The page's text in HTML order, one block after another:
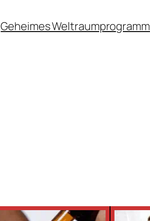
Geheimes Weltraumprogramm